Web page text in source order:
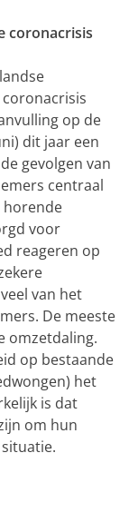
coronacrisis
op de
dit jaar een
gevolgen van
centraal
horende
voor
reageren op
van het
De meeste
omzetdaling.
op bestaande
het
is dat
om hun